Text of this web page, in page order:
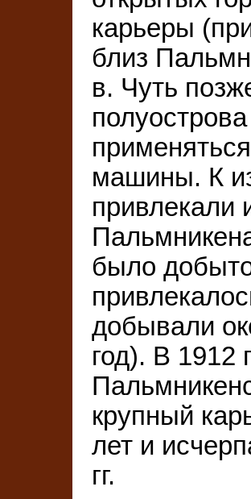
карьеры
близ
в. Чуть
машины. К
привлекали
было
добывали
год). В 1912
крупный
лет и
гг.